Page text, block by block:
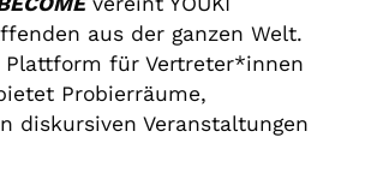
aus der ganzen Welt.
Plattform für Vertreter*innen
Probierräume,
diskursiven Veranstaltungen